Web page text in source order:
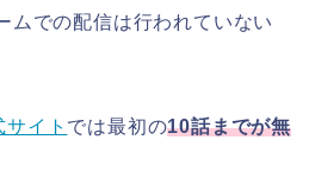
ムでの配信は行われていない
イト では最初の10話までが無